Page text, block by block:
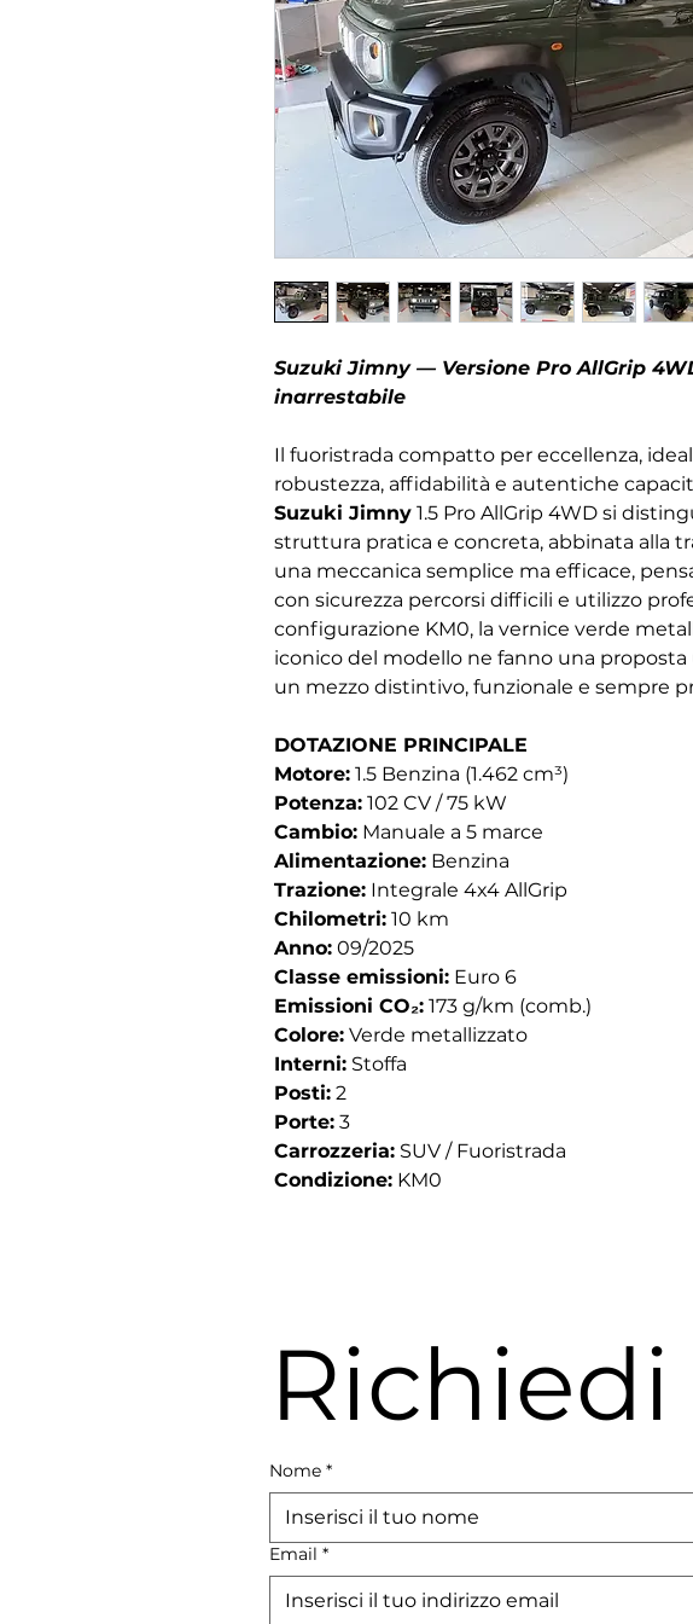
Suzuki Jimny — Versione Pro AllGrip
inarrestabile
Il fuoristrada compatto per eccellenza,
robustezza, affidabilità e autentiche
Suzuki Jimny 1.5 Pro AllGrip 4WD si
struttura pratica e concreta, abbinata alla
una meccanica semplice ma efficace,
con sicurezza percorsi difficili e utilizzo
configurazione KM0, la vernice verde
iconico del modello ne fanno una
un mezzo distintivo, funzionale e sempre
DOTAZIONE PRINCIPALE
Motore: 1.5 Benzina (1.462 cm³)
Potenza: 102 CV / 75 kW
Cambio: Manuale a 5 marce
Alimentazione: Benzina
Trazione: Integrale 4x4 AllGrip
Chilometri: 10 km
Anno: 09/2025
Classe emissioni: Euro 6
Emissioni CO₂: 173 g/km (comb.)
Colore: Verde metallizzato
Interni: Stoffa
Posti: 2
Porte: 3
Carrozzeria: SUV / Fuoristrada
Condizione: KM0
Nome *
Email *